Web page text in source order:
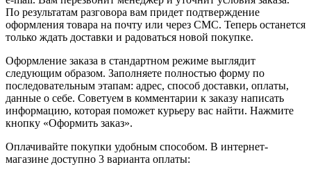
По результатам разговора вам придет подтверждение
оформления товара на почту или через СМС. Теперь останется
только ждать доставки и радоваться новой покупке.
Оформление заказа в стандартном режиме выглядит
следующим образом. Заполняете полностью форму по
последовательным этапам: адрес, способ доставки, оплаты,
данные о себе. Советуем в комментарии к заказу написать
информацию, которая поможет курьеру вас найти. Нажмите
кнопку «Оформить заказ».
Оплачивайте покупки удобным способом. В интернет-
магазине доступно 3 варианта оплаты: